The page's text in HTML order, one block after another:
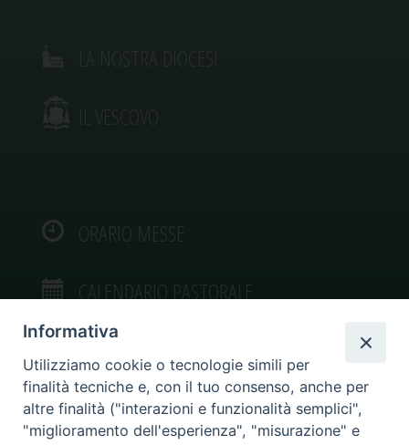
IL VESCOVO
ORARIO MESSE
CALENDARIO PASTORALE
VIDEOGALLERY
Informativa
Utilizziamo cookie o tecnologie simili per
finalità tecniche e, con il tuo consenso, anche per
altre finalità ("interazioni e funzionalità semplici",
"miglioramento dell'esperienza", "misurazione" e